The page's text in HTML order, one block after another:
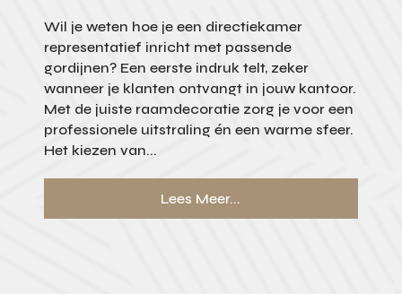
Wil je weten hoe je een directiekamer
representatief inricht met passende
gordijnen? Een eerste indruk telt, zeker
wanneer je klanten ontvangt in jouw kantoor.
Met de juiste raamdecoratie zorg je voor een
professionele uitstraling én een warme sfeer.
Het kiezen van...
Lees Meer...